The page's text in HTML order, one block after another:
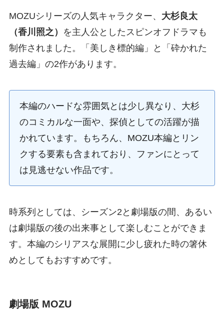
MOZUシリーズの人気キャラクター、 大杉良太
（香川照之）
を主人公としたスピンオフドラマも
制作されました。「美しき標的編」と「砕かれた
過去編」の2作があります。
本編のハードな雰囲気とは少し異なり、大杉
のコミカルな一面や、探偵としての活躍が描
かれています。もちろん、MOZU本編とリン
クする要素も含まれており、ファンにとって
は見逃せない作品です。
時系列としては、シーズン2と劇場版の間、あるい
は劇場版の後の出来事として楽しむことができま
す。本編のシリアスな展開に少し疲れた時の箸休
めとしてもおすすめです。
劇場版 MOZU